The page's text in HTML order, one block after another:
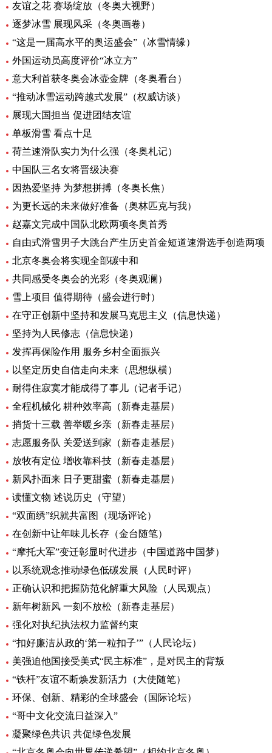
友谊之花 赛场绽放（冬奥大视野）
逐梦冰雪 展现风采（冬奥画卷）
“这是一届高水平的奥运盛会”（冰雪情缘）
外国运动员高度评价“冰立方”
意大利首获冬奥会冰壶金牌（冬奥看台）
“推动冰雪运动跨越式发展”（权威访谈）
展现大国担当 促进团结友谊
单板滑雪 看点十足
荷兰速滑队实力为什么强（冬奥札记）
中国队三名女将晋级决赛
因热爱坚持 为梦想拼搏（冬奥长焦）
为更长远的未来做好准备（奥林匹克与我）
赵嘉文完成中国队北欧两项冬奥首秀
自由式滑雪男子大跳台产生历史首金短道速滑选手创造两项
北京冬奥会将实现全部碳中和
共同感受冬奥会的光彩（冬奥观澜）
雪上项目 值得期待（盛会进行时）
在守正创新中坚持和发展马克思主义（信息快递）
坚持为人民修志（信息快递）
发挥再保险作用 服务乡村全面振兴
以坚定历史自信走向未来（思想纵横）
耐得住寂寞才能成得了事儿（记者手记）
全程机械化 耕种效率高（新春走基层）
捎货十三载 善举暖乡亲（新春走基层）
志愿服务队 关爱送到家（新春走基层）
放牧有定位 增收靠科技（新春走基层）
新风扑面来 日子更甜蜜（新春走基层）
读懂文物 述说历史（守望）
“双面绣”织就共富图（现场评论）
在创新中让年味儿长存（金台随笔）
“摩托大军”变迁彰显时代进步（中国道路中国梦）
以系统观念推动绿色低碳发展（人民时评）
正确认识和把握防范化解重大风险（人民观点）
新年树新风 一刻不放松（新春走基层）
强化对执纪执法权力监督约束
“扣好廉洁从政的‘第一粒扣子’”（人民论坛）
美强迫他国接受美式“民主标准”，是对民主的背叛
“铁杆”友谊不断焕发新活力（大使随笔）
环保、创新、精彩的全球盛会（国际论坛）
“哥中文化交流日益深入”
凝聚绿色共识 共促绿色发展